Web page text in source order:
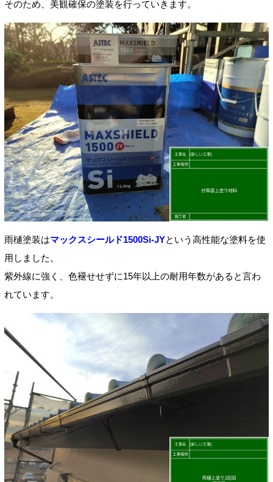
そのため、美観確保の塗装を行っていきます。
雨樋塗装はマックスシールド1500Si-JYという高性能な塗料を使
用しました。
紫外線に強く、色褪せせずに15年以上の耐用年数があると言わ
れています。